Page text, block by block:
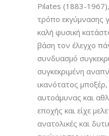
Pilates (1883-
τρόπο εκγύμνασης
καλή φυσική
βάση τον έλεγχο
συνδυασμό
συγκεκριμένη
ικανότατος
αυτοάμυνας και
εποχής και είχε
ανατολικές και